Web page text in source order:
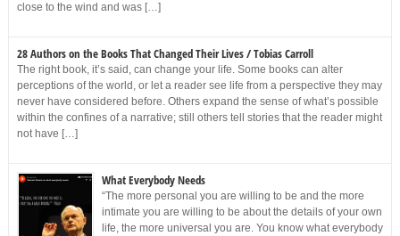
close to the wind and was […]
28 Authors on the Books That Changed Their Lives / Tobias Carroll
The right book, it’s said, can change your life. Some books can alter
perceptions of the world, or let a reader see life from a perspective they may
never have considered before. Others expand the sense of what’s possible
within the confines of a narrative; still others tell stories that the reader might
not have […]
What Everybody Needs
“The more personal you are willing to be and the more
intimate you are willing to be about the details of your own
life, the more universal you are. You know what everybody